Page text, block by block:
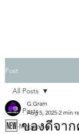
Post
All Posts
E-Magazine
All Posts
🆕 ของดีจา
G.Gram
Aug 5, 2025 2 min